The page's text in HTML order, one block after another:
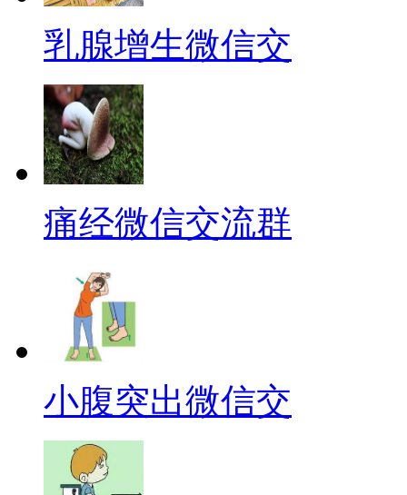
乳腺增生微信交
痛经微信交流群
小腹突出微信交